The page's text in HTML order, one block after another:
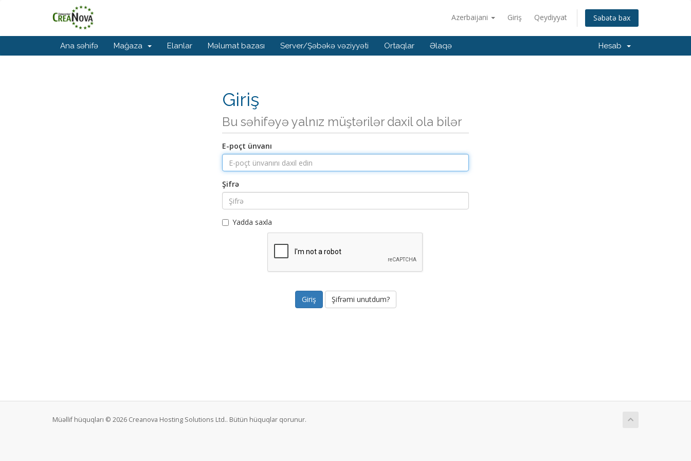
Azerbaijani Giriş Qeydiyyat Səbətə bax
Ana səhifə Mağaza Elanlar Məlumat bazası Server/Şəbəkə vəziyyəti Ortaqlar Əlaqə Hesab
Giriş
Bu səhifəyə yalnız müştərilər daxil ola bilər
E-poçt ünvanı
Şifrə
Yadda saxla
Şifrəmi unutdum?
Müəllif hüquqları © 2026 Creanova Hosting Solutions Ltd.. Bütün hüquqlar qorunur.